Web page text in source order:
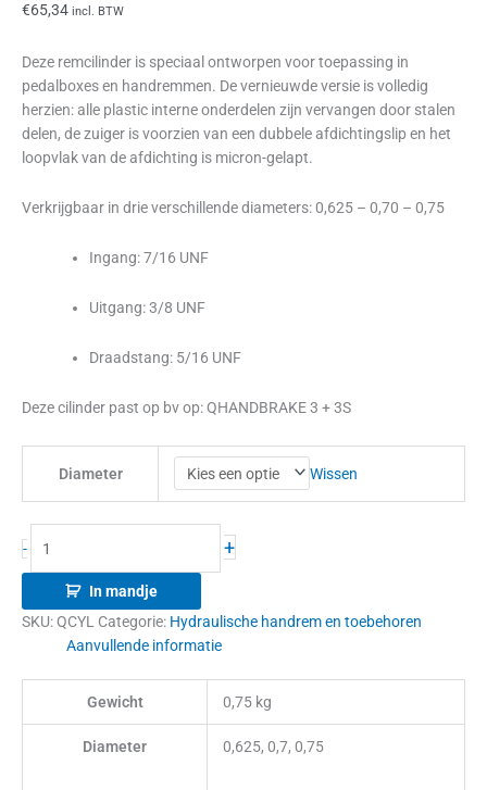
€65,34 incl. BTW
Deze remcilinder is speciaal ontworpen voor toepassing in
pedalboxes en handremmen. De vernieuwde versie is volledig
herzien: alle plastic interne onderdelen zijn vervangen door stalen
delen, de zuiger is voorzien van een dubbele afdichtingslip en het
loopvlak van de afdichting is micron-gelapt.
Verkrijgbaar in drie verschillende diameters: 0,625 – 0,70 – 0,75
Ingang: 7/16 UNF
Uitgang: 3/8 UNF
Draadstang: 5/16 UNF
Deze cilinder past op bv op: QHANDBRAKE 3 + 3S
Diameter Wissen
- +
In mandje
SKU:QCYL Categorie: Hydraulische handrem en toebehoren
Aanvullende informatie
Gewicht 0,75 kg
Diameter 0,625, 0,7, 0,75